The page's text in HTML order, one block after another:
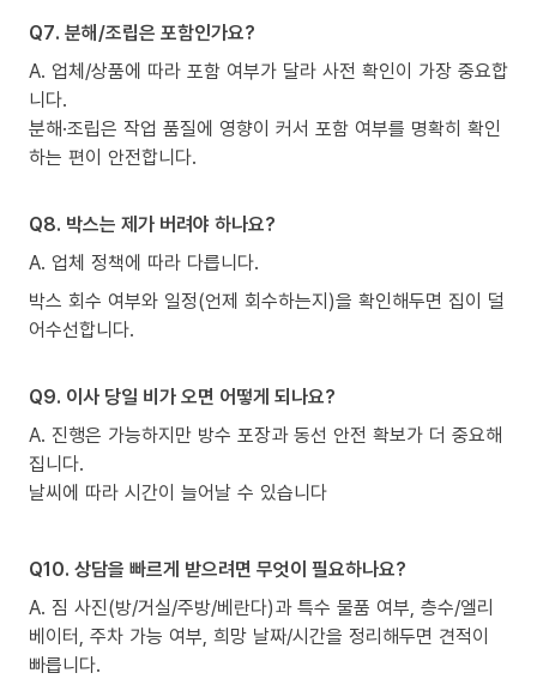
Q7. 분해/조립은 포함인가요?
A. 업체/상품에 따라 포함 여부가 달라 사전 확인이 가장 중요합
니다.
분해·조립은 작업 품질에 영향이 커서 포함 여부를 명확히 확인
하는 편이 안전합니다.
Q8. 박스는 제가 버려야 하나요?
A. 업체 정책에 따라 다릅니다.
박스 회수 여부와 일정(언제 회수하는지)을 확인해두면 집이 덜
어수선합니다.
Q9. 이사 당일 비가 오면 어떻게 되나요?
A. 진행은 가능하지만 방수 포장과 동선 안전 확보가 더 중요해
집니다.
날씨에 따라 시간이 늘어날 수 있습니다
Q10. 상담을 빠르게 받으려면 무엇이 필요하나요?
A. 짐 사진(방/거실/주방/베란다)과 특수 물품 여부, 층수/엘리
베이터, 주차 가능 여부, 희망 날짜/시간을 정리해두면 견적이
빠릅니다.